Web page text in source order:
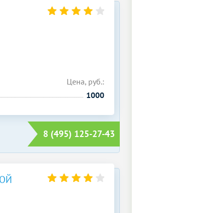
Цена, руб.:
1000
8 (495) 125-27-43